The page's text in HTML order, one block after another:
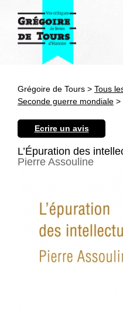
Grégoire de Tours > Tous
Seconde guerre mondiale >
Ecrire un avis
L’Épuration des
Pierre Assouline